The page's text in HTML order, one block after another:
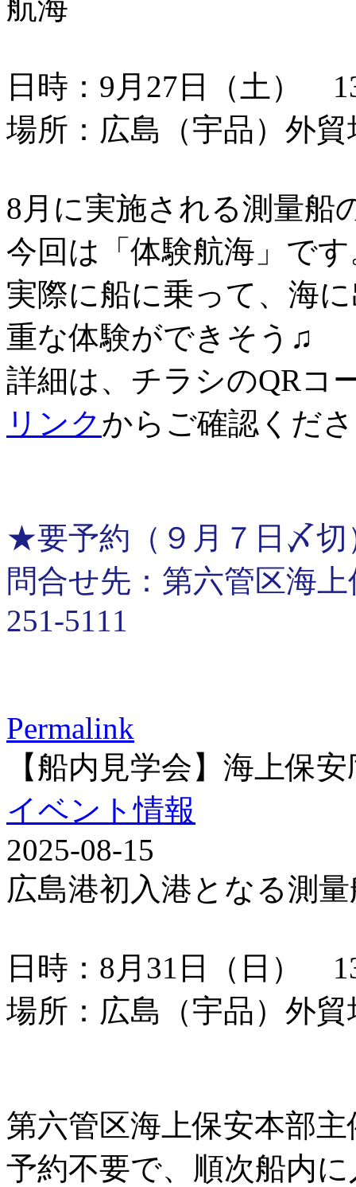
航海
日時：9月27日（土）
場所：広島（宇品）外
8月に実施される測量船
今回は「体験航海」で
実際に船に乗って、海
重な体験ができそう♫
詳細は、チラシのQRコ
リンクからご確認くだ
★要予約（９月７日〆切
問合せ先：第六管区海
251-5111
Permalink
【船内見学会】海上保
イベント情報
2025-08-15
広島港初入港となる測
日時：8月31日（日）
場所：広島（宇品）外
第六管区海上保安本部
予約不要で、順次船内